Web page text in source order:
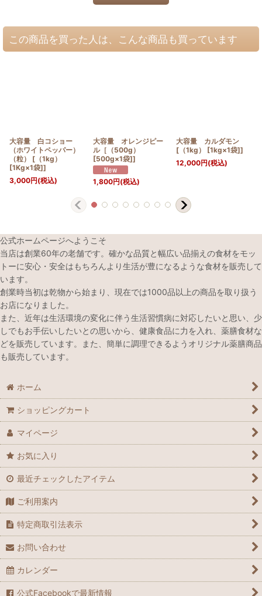
この商品を買った人は、こんな商品も買っています
大容量 白コショー
（ホワイトペッパー）
（粒） [（1kg）
[1Kg×1袋]]
3,000円(税込)
大容量 オレンジピー
ル［（500g）
[500g×1袋]]
1,800円(税込)
大容量 カルダモン
[（1kg） [1kg×1袋]]
12,000円(税込)
公式ホームページへようこそ
当店は創業60年の老舗です。確かな品質と幅広い品揃えの食材をモッ
トーに安心・安全はもちろんより生活が豊になるような食材を販売して
います。
創業時当初は乾物から始まり、現在では1000品以上の商品を取り扱う
お店になりました。
また、近年は生活環境の変化に伴う生活習慣病に対応したいと思い、少
しでもお手伝いしたいとの思いから、健康食品に力を入れ、薬膳食材な
どを販売しています。また、簡単に調理できるようオリジナル薬膳商品
も販売しています。
ホーム
ショッピングカート
マイページ
お気に入り
最近チェックしたアイテム
ご利用案内
特定商取引法表示
お問い合わせ
カレンダー
公式Facebookで最新情報